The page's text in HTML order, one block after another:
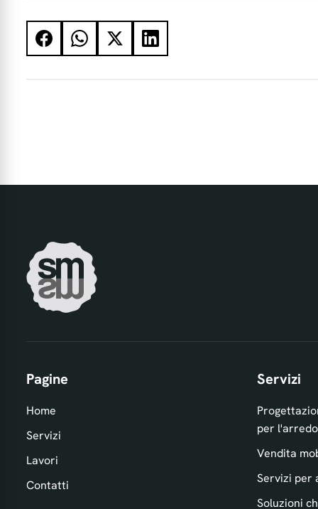
Pagine
Home
Servizi
Lavori
Contatti
Servizi
per l'arredo
Vendita
Servizi per
Soluzioni